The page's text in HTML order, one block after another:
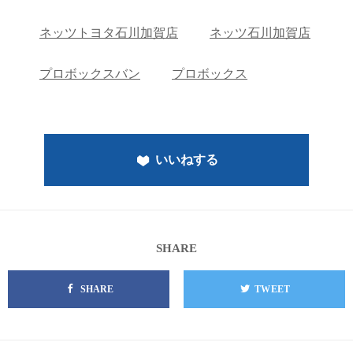
ネッツトヨタ石川加賀店 ネッツ石川加賀店
プロボックスバン プロボックス
いいねする
SHARE
SHARE TWEET